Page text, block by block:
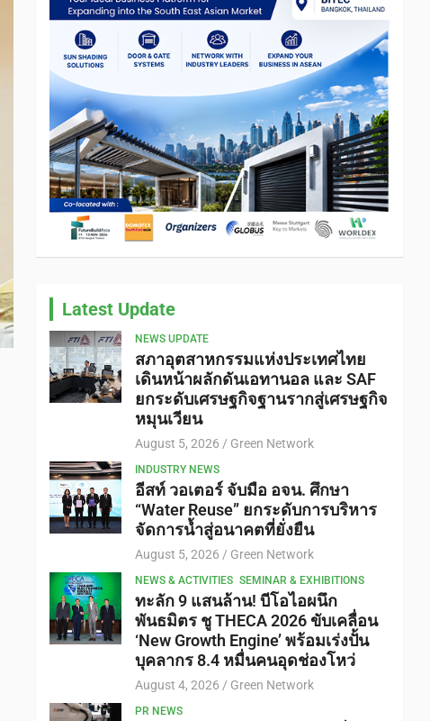
Latest Update
NEWS UPDATE
สภาอุตสาหกรรมแห่งประเทศไทย
เดินหน้าผลักดันเอทานอล และ SAF
ยกระดับเศรษฐกิจฐานรากสู่เศรษฐกิจ
หมุนเวียน
August 5, 2026 Green Network
INDUSTRY NEWS
อีสท์ วอเตอร์ จับมือ อจน. ศึกษา
“Water Reuse” ยกระดับการบริหาร
จัดการน้ำสู่อนาคตที่ยั่งยืน
August 5, 2026 Green Network
NEWS & ACTIVITIES SEMINAR & EXHIBITIONS
ทะลัก 9 แสนล้าน! บีโอไอผนึก
พันธมิตร ชู THECA 2026 ขับเคลื่อน
‘New Growth Engine’ พร้อมเร่งปั้น
บุคลากร 8.4 หมื่นคนอุดช่องโหว่
August 4, 2026 Green Network
PR NEWS